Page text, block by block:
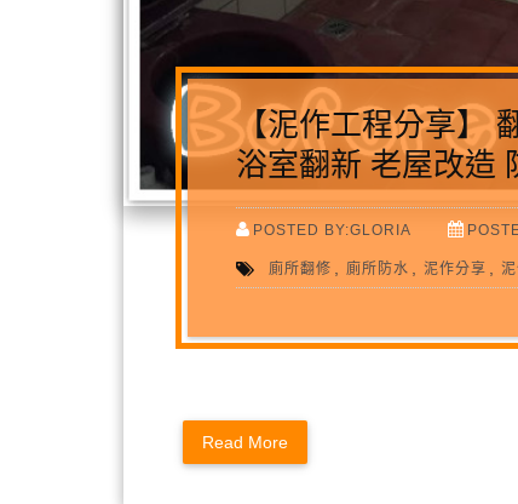
【泥作工程分享】
浴室翻新 老屋改造
POSTED BY:GLORIA
廁所翻修 廁所防水 泥作分享
Read More